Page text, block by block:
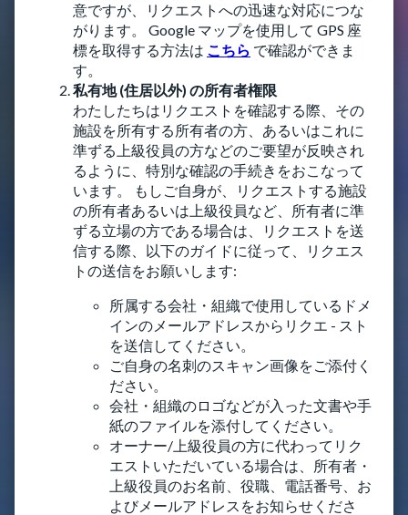
意ですが、リクエストへの迅速な対応につな
がります。 Google マップを使用して GPS 座
標を取得する方法は こちら で確認ができま
す。
私有地 (住居以外) の所有者権限
わたしたちはリクエストを確認する際、その
施設を所有する所有者の方、あるいはこれに
準ずる上級役員の方などのご要望が反映され
るように、特別な確認の手続きをおこなって
います。 もしご自身が、リクエストする施設
の所有者あるいは上級役員など、所有者に準
ずる立場の方である場合は、リクエストを送
信する際、以下のガイドに従って、リクエス
トの送信をお願いします:
所属する会社・組織で使用しているドメ
インのメールアドレスからリクエ - スト
を送信してください。
ご自身の名刺のスキャン画像をご添付く
ださい。
会社・組織のロゴなどが入った文書や手
紙のファイルを添付してください。
オーナー/上級役員の方に代わってリク
エストいただいている場合は、所有者・
上級役員のお名前、役職、電話番号、お
よびメールアドレスをお知らせくださ